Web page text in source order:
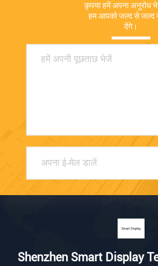
कृपया हमें अपना अनुरोध
हम आपको जल्द से जल्द
देंगे।
Shenzhen Smart Display